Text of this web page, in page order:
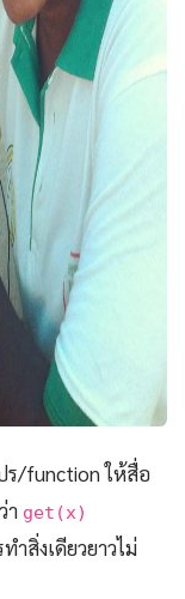
/function ให้สื่อ
า get(x)
สิ่งเดียวยาวไม่